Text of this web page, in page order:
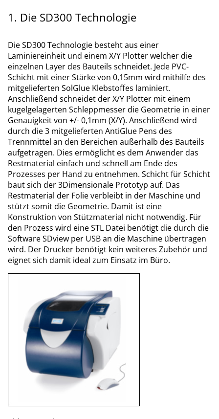
1. Die SD300 Technologie
Die SD300 Technologie besteht aus einer
Laminiereinheit und einem X/Y Plotter welcher die
einzelnen Layer des Bauteils schneidet. Jede PVC-
Schicht mit einer Stärke von 0,15mm wird mithilfe des
mitgelieferten SolGlue Klebstoffes laminiert.
Anschließend schneidet der X/Y Plotter mit einem
kugelgelagerten Schleppmesser die Geometrie in einer
Genauigkeit von +/- 0,1mm (X/Y). Anschließend wird
durch die 3 mitgelieferten AntiGlue Pens des
Trennmittel an den Bereichen außerhalb des Bauteils
aufgetragen. Dies ermöglicht es dem Anwender das
Restmaterial einfach und schnell am Ende des
Prozesses per Hand zu entnehmen. Schicht für Schicht
baut sich der 3Dimensionale Prototyp auf. Das
Restmaterial der Folie verbleibt in der Maschine und
stützt somit die Geometrie. Damit ist eine
Konstruktion von Stützmaterial nicht notwendig. Für
den Prozess wird eine STL Datei benötigt die durch die
Software SDview per USB an die Maschine übertragen
wird. Der Drucker benötigt kein weiteres Zubehör und
eignet sich damit ideal zum Einsatz im Büro.